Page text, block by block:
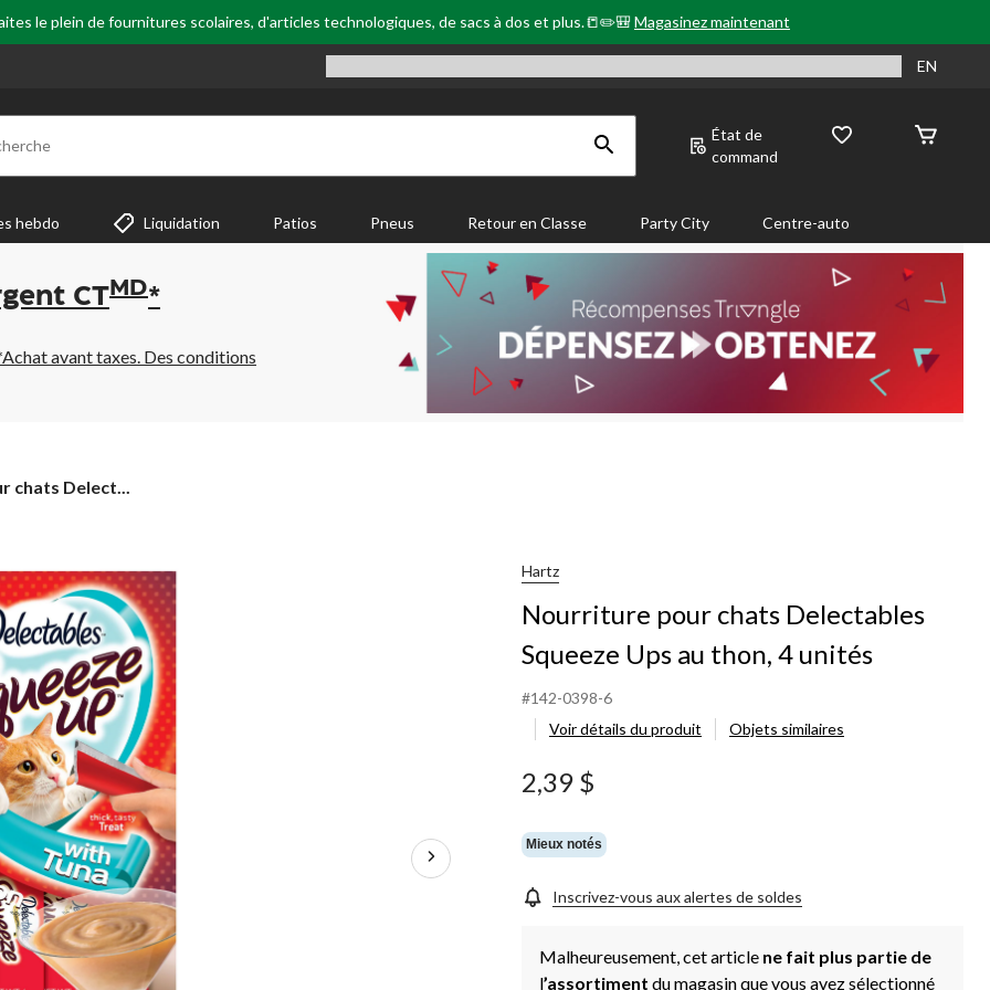
le plein de fournitures scolaires, d'articles technologiques, de sacs à dos et plus.📒✏️🎒Magasinez maintenant
EN
État de
command
hebdo Liquidation Patios Pneus Retour en Classe Party City Centre-auto
CT MD*
avant taxes. Des conditions
chats Delect...
Hartz
Nourriture pour chats Delectables
Squeeze Ups au thon, 4 unités
#142-0398-6
Voir détails du produit
Objets similaires
2,39 $
Mieux notés
Inscrivez-vous aux alertes de soldes
Malheureusement, cet article ne fait plus partie de
l’assortiment du magasin que vous avez sélectionné